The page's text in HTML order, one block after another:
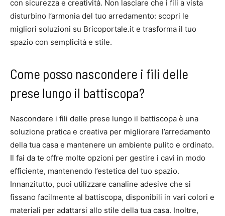
con sicurezza e creatività. Non lasciare che i fili a vista
disturbino l’armonia del tuo arredamento: scopri le
migliori soluzioni su Bricoportale.it e trasforma il tuo
spazio con semplicità e stile.
Come posso nascondere i fili delle
prese lungo il battiscopa?
Nascondere i fili delle prese lungo il battiscopa è una
soluzione pratica e creativa per migliorare l’arredamento
della tua casa e mantenere un ambiente pulito e ordinato.
Il fai da te offre molte opzioni per gestire i cavi in modo
efficiente, mantenendo l’estetica del tuo spazio.
Innanzitutto, puoi utilizzare canaline adesive che si
fissano facilmente al battiscopa, disponibili in vari colori e
materiali per adattarsi allo stile della tua casa. Inoltre,